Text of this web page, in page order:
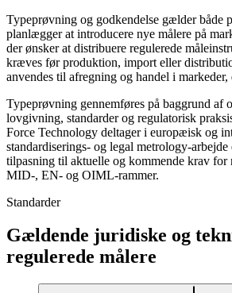
Typeprøvning og godkendelse gælder både
planlægger at introducere nye målere på
der ønsker at distribuere regulerede
kræves før produktion, import eller
anvendes til afregning og handel i
Typeprøvning gennemføres på baggrund af
lovgivning, standarder og regulatorisk
Force Technology deltager i europæisk og
standardiserings- og legal metrology-
tilpasning til aktuelle og kommende krav for
MID-, EN- og OIML-rammer.
Standarder
Gældende juridiske og
regulerede målere